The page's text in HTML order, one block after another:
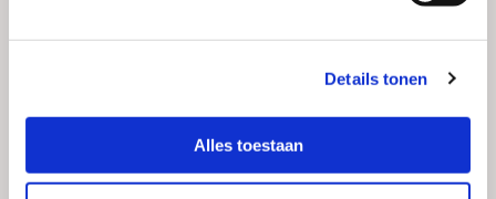
Details tonen
Alles toestaan